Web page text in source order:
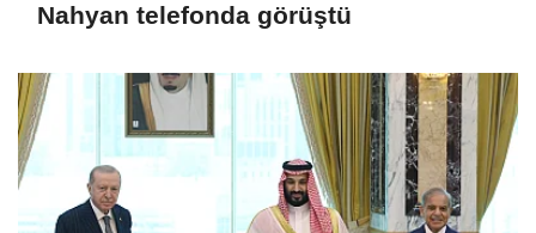
Nahyan telefonda görüştü